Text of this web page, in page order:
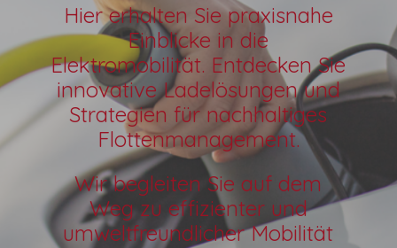
Hier erhalten Sie praxisnahe
Einblicke in die
Elektromobilität. Entdecken Sie
innovative Ladelösungen und
Strategien für nachhaltiges
Flottenmanagement.
Wir begleiten Sie auf dem
Weg zu effizienter und
umweltfreundlicher Mobilität